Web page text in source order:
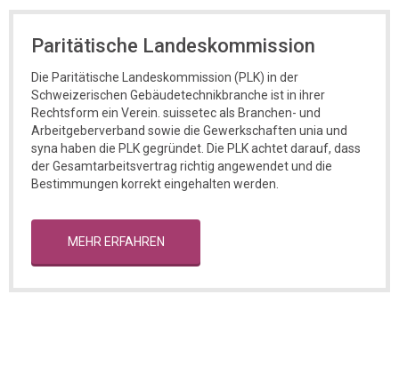
Paritätische Landeskommission
Die Paritätische Landeskommission (PLK) in der
Schweizerischen Gebäudetechnikbranche ist in ihrer
Rechtsform ein Verein. suissetec als Branchen- und
Arbeitgeberverband sowie die Gewerkschaften unia und
syna haben die PLK gegründet. Die PLK achtet darauf, dass
der Gesamtarbeitsvertrag richtig angewendet und die
Bestimmungen korrekt eingehalten werden.
MEHR ERFAHREN